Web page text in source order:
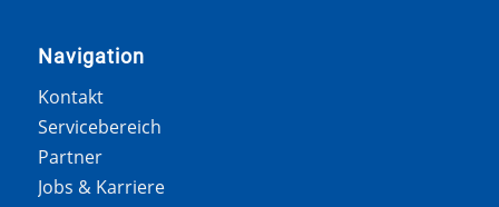
Navigation
Kontakt
Servicebereich
Partner
Jobs & Karriere